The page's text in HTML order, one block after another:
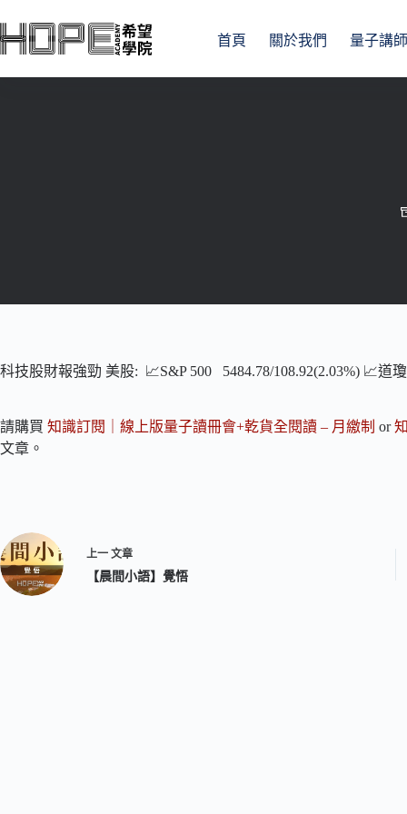
至
主
要
首頁 關於我們 量子講
科技股財報強勁 美股: 📈S&P 500 5484.78/108.92(2.03%) 📈道
請購買 知識訂閱｜線上版量子讀冊會+乾貨全閱讀 – 月繳制 or
文章。
上一 文章
【晨間小語】覺悟